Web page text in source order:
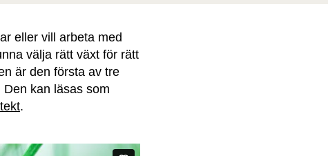
eller vill arbeta med
välja rätt växt för rätt
är den första av tre
Den kan läsas som
.